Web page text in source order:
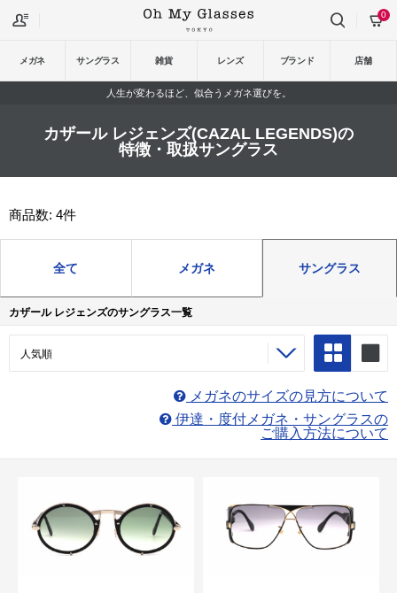
メガネ サングラス 雑貨 レンズ ブランド 店舗
0
人生が変わるほど、似合うメガネ選びを。
カザール レジェンズ(CAZAL LEGENDS)の
特徴・取扱サングラス
商品数: 4件
全て メガネ サングラス
カザール レジェンズのサングラス一覧
メガネのサイズの見方について
伊達・度付メガネ・サングラスの
ご購入方法について